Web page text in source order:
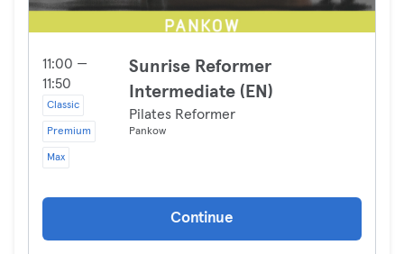
11:00 —
11:50
Classic
Premium
Max
Sunrise Reformer
Intermediate (EN)
Pilates Reformer
Pankow
Continue